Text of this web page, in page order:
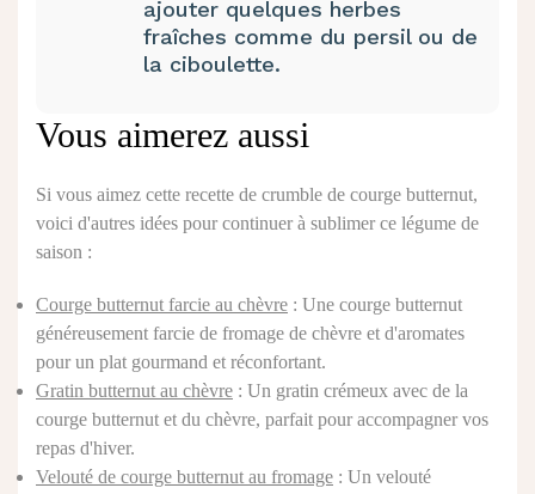
ajouter quelques herbes
fraîches comme du persil ou de
la ciboulette.
Vous aimerez aussi
Si vous aimez cette recette de crumble de courge butternut,
voici d'autres idées pour continuer à sublimer ce légume de
saison :
Courge butternut farcie au chèvre : Une courge butternut
généreusement farcie de fromage de chèvre et d'aromates
pour un plat gourmand et réconfortant.
Gratin butternut au chèvre : Un gratin crémeux avec de la
courge butternut et du chèvre, parfait pour accompagner vos
repas d'hiver.
Velouté de courge butternut au fromage : Un velouté